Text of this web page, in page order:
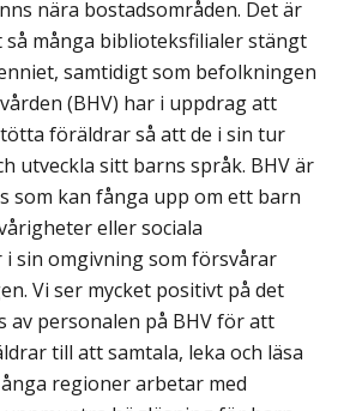
nära bostadsområden. Det är
så många biblioteksfilialer stängt
samtidigt som befolkningen
(BHV) har i uppdrag att
föräldrar så att de i sin tur
utveckla sitt barns språk. BHV är
som kan fånga upp om ett barn
eller sociala
sin omgivning som försvårar
Vi ser mycket positivt på det
av personalen på BHV för att
till att samtala, leka och läsa
regioner arbetar med